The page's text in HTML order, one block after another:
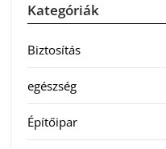
Kategóriák
Biztosítás
egészség
Építőipar